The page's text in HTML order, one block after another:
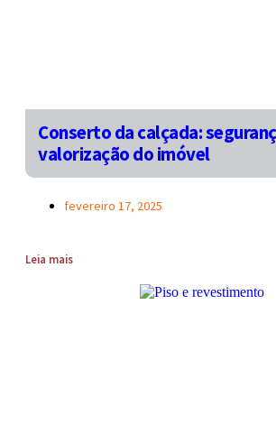
Conserto da calçada:
valorização do imóvel
fevereiro 17, 2025
Leia mais